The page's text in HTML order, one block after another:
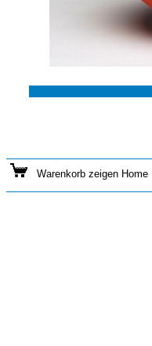
Warenkorb zeigen Home